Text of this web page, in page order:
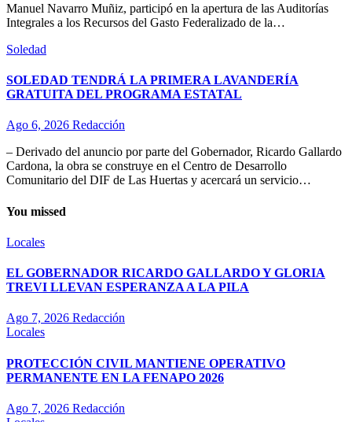
Manuel Navarro Muñiz, participó en la apertura de las Auditorías
Integrales a los Recursos del Gasto Federalizado de la…
Soledad
SOLEDAD TENDRÁ LA PRIMERA LAVANDERÍA
GRATUITA DEL PROGRAMA ESTATAL
Ago 6, 2026 Redacción
– Derivado del anuncio por parte del Gobernador, Ricardo Gallardo
Cardona, la obra se construye en el Centro de Desarrollo
Comunitario del DIF de Las Huertas y acercará un servicio…
You missed
Locales
EL GOBERNADOR RICARDO GALLARDO Y GLORIA
TREVI LLEVAN ESPERANZA A LA PILA
Ago 7, 2026 Redacción
Locales
PROTECCIÓN CIVIL MANTIENE OPERATIVO
PERMANENTE EN LA FENAPO 2026
Ago 7, 2026 Redacción